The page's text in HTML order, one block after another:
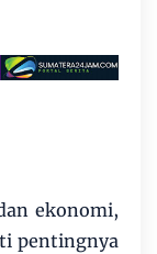
ekonomi,
pentingnya